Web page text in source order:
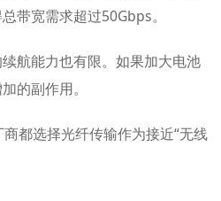
带宽需求超过50Gbps。
航能力也有限。如果加大电池
的副作用。
都选择光纤传输作为接近“无线